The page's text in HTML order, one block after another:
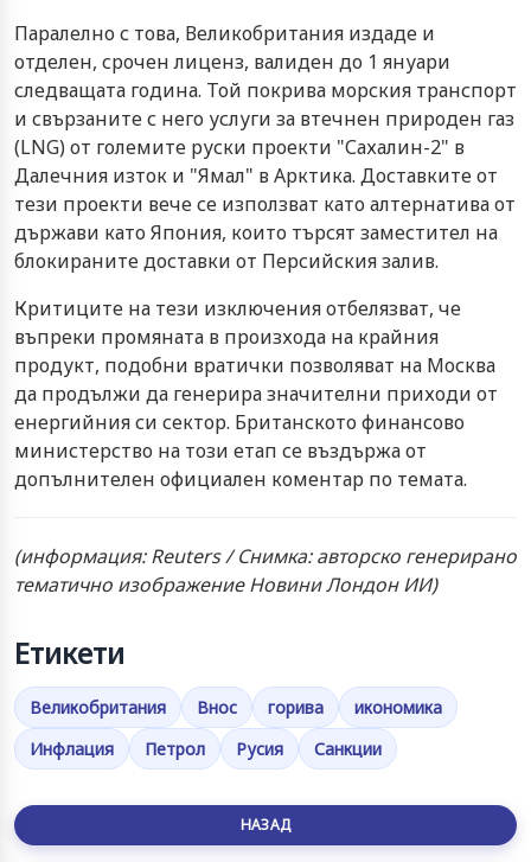
Паралелно с това, Великобритания издаде и
отделен, срочен лиценз, валиден до 1 януари
следващата година. Той покрива морския транспорт
и свързаните с него услуги за втечнен природен газ
(LNG) от големите руски проекти "Сахалин-2" в
Далечния изток и "Ямал" в Арктика. Доставките от
тези проекти вече се използват като алтернатива от
държави като Япония, които търсят заместител на
блокираните доставки от Персийския залив.
Критиците на тези изключения отбелязват, че
въпреки промяната в произхода на крайния
продукт, подобни вратички позволяват на Москва
да продължи да генерира значителни приходи от
енергийния си сектор. Британското финансово
министерство на този етап се въздържа от
допълнителен официален коментар по темата.
(информация: Reuters / Снимка: авторско генерирано
тематично изображение Новини Лондон ИИ)
Етикети
Великобритания Внос горива
икономика
Инфлация
Петрол Русия Санкции
НАЗАД